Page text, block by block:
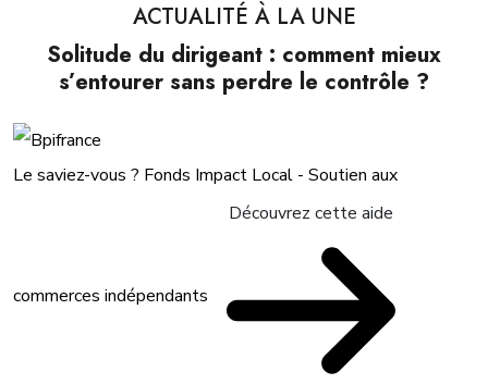
ACTUALITÉ À LA UNE
Solitude du dirigeant : comment mieux
s’entourer sans perdre le contrôle ?
Le saviez-vous ? Fonds Impact Local - Soutien aux
commerces indépendants
Découvrez cette aide